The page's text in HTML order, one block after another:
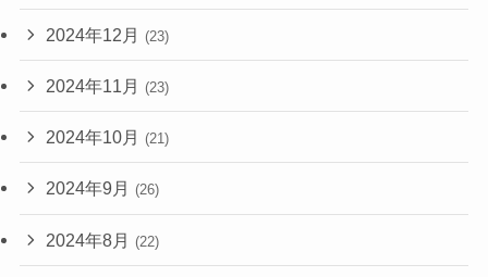
2024年12月 (23)
2024年11月 (23)
2024年10月 (21)
2024年9月 (26)
2024年8月 (22)